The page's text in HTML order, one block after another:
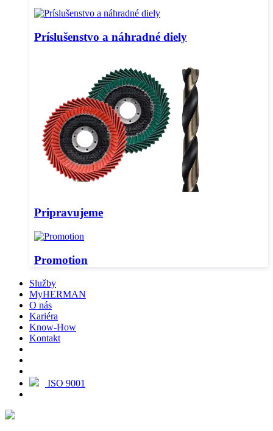
Príslušenstvo a náhradné diely
Pripravujeme
Promotion
Služby
MyHERMAN
O nás
Kariéra
Know-How
Kontakt
ISO 9001